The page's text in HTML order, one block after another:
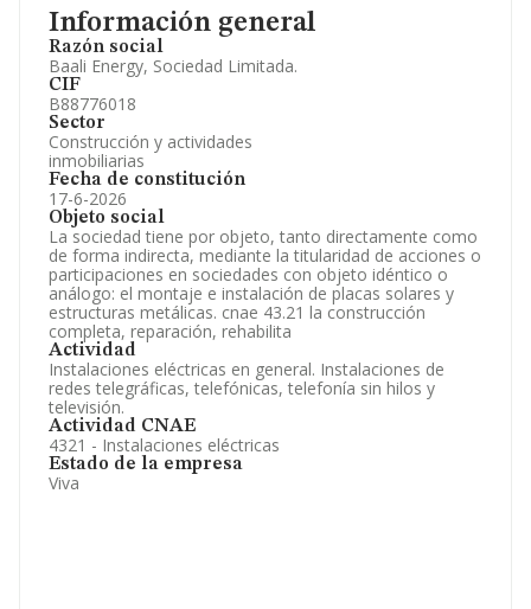
Información general
Razón social
Baali Energy, Sociedad Limitada.
CIF
B88776018
Sector
Construcción y actividades
inmobiliarias
Fecha de constitución
17-6-2026
Objeto social
La sociedad tiene por objeto, tanto directamente como
de forma indirecta, mediante la titularidad de acciones o
participaciones en sociedades con objeto idéntico o
análogo: el montaje e instalación de placas solares y
estructuras metálicas. cnae 43.21 la construcción
completa, reparación, rehabilita
Actividad
Instalaciones eléctricas en general. Instalaciones de
redes telegráficas, telefónicas, telefonía sin hilos y
televisión.
Actividad CNAE
4321 - Instalaciones eléctricas
Estado de la empresa
Viva
Información oficial y registral complementaria.